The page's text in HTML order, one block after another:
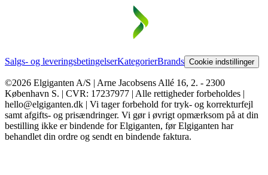
Salgs- og leveringsbetingelserKategorierBrands Cookie indstillinger
©2026 Elgiganten A/S | Arne Jacobsens Allé 16, 2. - 2300
København S. | CVR: 17237977 | Alle rettigheder forbeholdes |
hello@elgiganten.dk | Vi tager forbehold for tryk- og korrekturfejl
samt afgifts- og prisændringer. Vi gør i øvrigt opmærksom på at din
bestilling ikke er bindende for Elgiganten, før Elgiganten har
behandlet din ordre og sendt en bindende faktura.